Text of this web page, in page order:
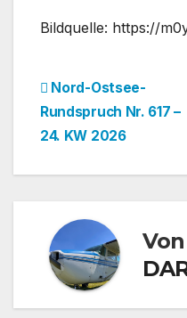
Bildquelle: https://
Nord-Ostsee-
Rundspruch Nr. 617 –
24. KW 2026
Von